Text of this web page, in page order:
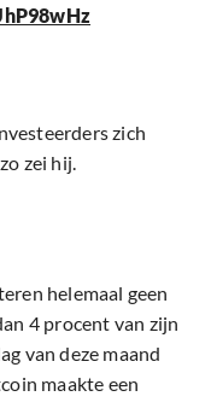
zich
zei hij.
helemaal geen
4 procent van zijn
van deze maand
maakte een